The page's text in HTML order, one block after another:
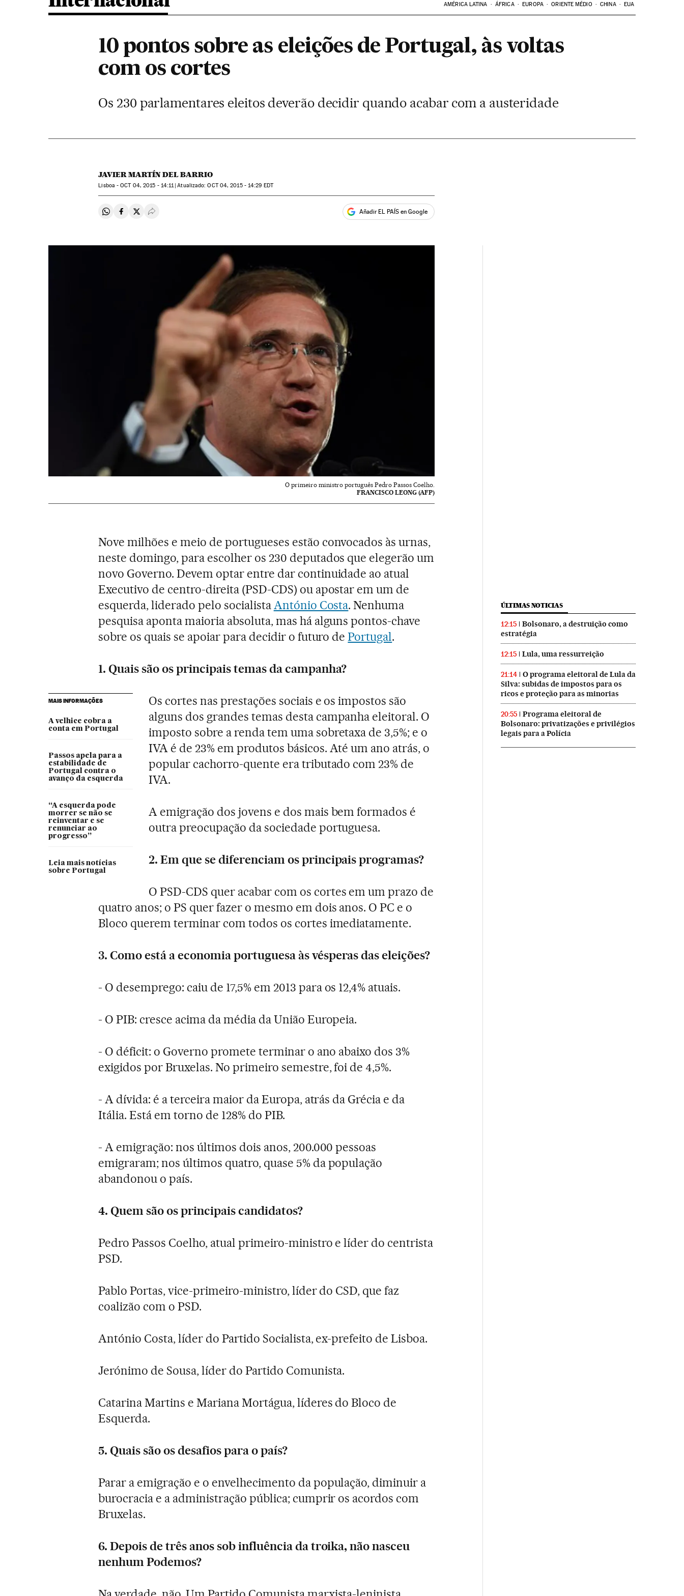
AMÉRICA LATINA ÁFRICA EUROPA ORIENTE MÉDIO CHINA EUA
10 pontos sobre as eleições de Portugal, às voltas
com os cortes
Os 230 parlamentares eleitos deverão decidir quando acabar com a austeridade
JAVIER MARTÍN DEL BARRIO
Lisboa -OCT04, 2015 - 14:11 atualizado: OCT04, 2015 - 14:29 EDT
Compartir en Whatsapp
Compartir en Facebook
Compartir en Twitter
Desplegar Redes Sociales Añadir EL PAÍS en Google
O primeiro ministro português Pedro Passos Coelho.
FRANCISCO LEONG (AFP)
Nove milhões e meio de portugueses estão convocados às urnas,
neste domingo, para escolher os 230 deputados que elegerão um
novo Governo. Devem optar entre dar continuidade ao atual
Executivo de centro-direita (PSD-CDS) ou apostar em um de
esquerda, liderado pelo socialistaAntónio Costa. Nenhuma
pesquisa aponta maioria absoluta, mas há alguns pontos-chave
sobre os quais se apoiar para decidir o futuro dePortugal.
1. Quais são os principais temas da campanha?
MAIS INFORMAÇÕES
A velhice cobra a
conta em Portugal
Passos apela para a
estabilidade de
Portugal contra o
avanço da esquerda
“A esquerda pode
morrer se não se
reinventar e se
renunciar ao
progresso”
Leia mais notícias
sobre Portugal
Os cortes nas prestações sociais e os impostos são
alguns dos grandes temas desta campanha eleitoral. O
imposto sobre a renda tem uma sobretaxa de 3,5%; e o
IVA é de 23% em produtos básicos. Até um ano atrás, o
popular cachorro-quente era tributado com 23% de
IVA.
A emigração dos jovens e dos mais bem formados é
outra preocupação da sociedade portuguesa.
2. Em que se diferenciam os principais programas?
O PSD-CDS quer acabar com os cortes em um prazo de
quatro anos; o PS quer fazer o mesmo em dois anos. O PC e o
Bloco querem terminar com todos os cortes imediatamente.
3. Como está a economia portuguesa às vésperas das eleições?
- O desemprego: caiu de 17,5% em 2013 para os 12,4% atuais.
- O PIB: cresce acima da média da União Europeia.
- O déficit: o Governo promete terminar o ano abaixo dos 3%
exigidos por Bruxelas. No primeiro semestre, foi de 4,5%.
- A dívida: é a terceira maior da Europa, atrás da Grécia e da
Itália. Está em torno de 128% do PIB.
- A emigração: nos últimos dois anos, 200.000 pessoas
emigraram; nos últimos quatro, quase 5% da população
abandonou o país.
4. Quem são os principais candidatos?
Pedro Passos Coelho, atual primeiro-ministro e líder do centrista
PSD.
Pablo Portas, vice-primeiro-ministro, líder do CSD, que faz
coalizão com o PSD.
António Costa, líder do Partido Socialista, ex-prefeito de Lisboa.
Jerónimo de Sousa, líder do Partido Comunista.
Catarina Martins e Mariana Mortágua, líderes do Bloco de
Esquerda.
5. Quais são os desafios para o país?
Parar a emigração e o envelhecimento da população, diminuir a
burocracia e a administração pública; cumprir os acordos com
Bruxelas.
6. Depois de três anos sob influência da troika, não nasceu
nenhum Podemos?
ÚLTIMAS NOTICIAS
12:15
Bolsonaro, a destruição como
estratégia
12:15 Lula, uma ressurreição
21:14
O programa eleitoral de Lula da
Silva: subidas de impostos para os
ricos e proteção para as minorias
20:55
Programa eleitoral de
Bolsonaro: privatizações e privilégios
legais para a Polícia